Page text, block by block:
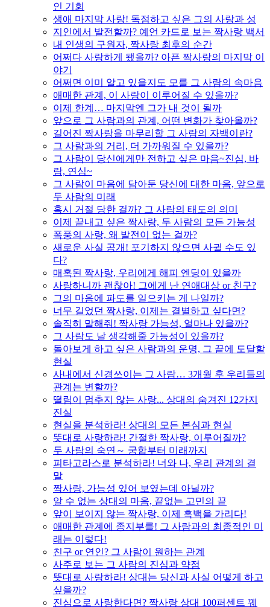
인 기회
생애 마지막 사랑! 독점하고 싶은 그의 사랑과 성
지인에서 발전할까? 예언 카드로 보는 짝사랑 백서
내 인생의 구원자, 짝사랑 최후의 순간
어쩌다 사랑하게 됐을까? 아픈 짝사랑의 마지막 이
야기
어쩌면 이미 알고 있을지도 모를 그 사람의 속마음
애매한 관계, 이 사랑이 이루어질 수 있을까?
이제 한계… 마지막엔 그가 내 것이 될까
앞으로 그 사람과의 관계, 어떤 변화가 찾아올까?
길어진 짝사랑을 마무리할 그 사람의 자백이란?
그 사람과의 거리, 더 가까워질 수 있을까?
그 사람이 당신에게만 전하고 싶은 마음~진심, 바
람, 연심~
그 사람이 마음에 담아둔 당신에 대한 마음, 앞으로
두 사람의 미래
혹시 거절 당한 걸까? 그 사람의 태도의 의미
이제 끝내고 싶은 짝사랑, 두 사람의 모든 가능성
폭풍의 사랑, 왜 발전이 없는 걸까?
새로운 사실 공개! 포기하지 않으면 사귈 수도 있
다?
매혹된 짝사랑, 우리에게 해피 엔딩이 있을까
사랑하니까 괜찮아! 그에게 난 연애대상 or 친구?
그의 마음에 파도를 일으키는 게 나일까?
너무 길었던 짝사랑, 이제는 결별하고 싶다면?
솔직히 말해줘! 짝사랑 가능성, 얼마나 있을까?
그 사람도 날 생각해줄 가능성이 있을까?
돌아보게 하고 싶은 사람과의 운명, 그 끝에 도달할
현실
사내에서 신경쓰이는 그 사람… 3개월 후 우리들의
관계는 변할까?
떨림이 멈추지 않는 사랑... 상대의 숨겨진 12가지
진실
현실을 분석하라! 상대의 모든 본심과 현실
뜻대로 사랑하라! 간절한 짝사랑, 이루어질까?
두 사람의 숙연～ 궁합부터 미래까지
피타고라스로 분석하라! 너와 나, 우리 관계의 결
말
짝사랑, 가능성 있어 보였는데 아닐까?
알 수 없는 상대의 마음, 끝없는 고민의 끝
앞이 보이지 않는 짝사랑, 이제 흑백을 가리다!
애매한 관계에 종지부를! 그 사람과의 최종적인 미
래는 이렇다!
친구 or 연인? 그 사람이 원하는 관계
사주로 보는 그 사람의 진심과 약점
뜻대로 사랑하라! 상대는 당신과 사실 어떻게 하고
싶을까?
진심으로 사랑한다면? 짝사랑 상대 100퍼센트 꿰